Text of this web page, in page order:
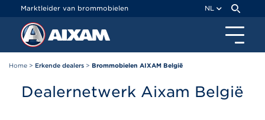
Marktleider van brommobielen NL
Home > Erkende dealers > Brommobielen AIXAM België
Dealernetwerk Aixam België
Cookies beheer paneel